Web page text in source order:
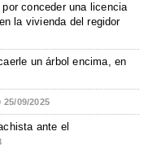
conceder una licencia
la vivienda del regidor
un árbol encima, en
25/09/2025
ante el